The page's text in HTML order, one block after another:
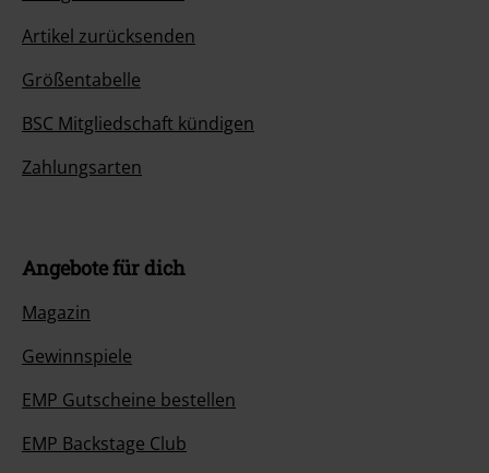
Artikel zurücksenden
Größentabelle
BSC Mitgliedschaft kündigen
Zahlungsarten
Angebote für dich
Magazin
Gewinnspiele
EMP Gutscheine bestellen
EMP Backstage Club